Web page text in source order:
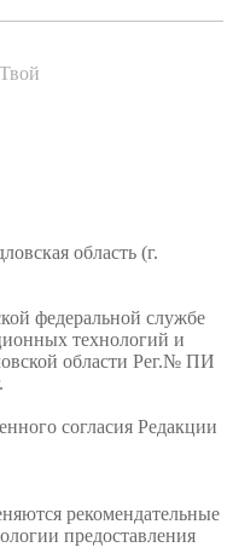
область (г.
федеральной службе
технологий и
области Рег.№ ПИ
согласия Редакции
рекомендательные
предоставления